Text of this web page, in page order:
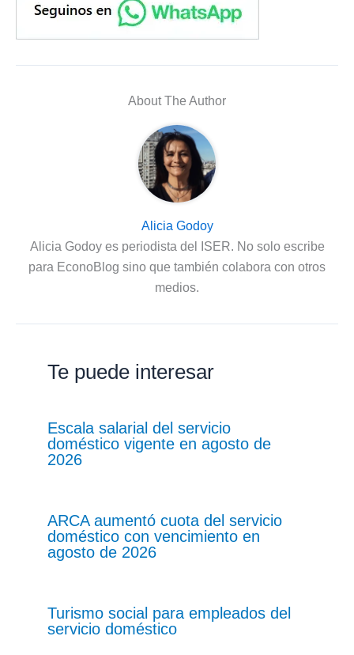
About The Author
Alicia Godoy
Alicia Godoy es periodista del ISER. No solo escribe
para EconoBlog sino que también colabora con otros
medios.
Te puede interesar
Escala salarial del servicio
doméstico vigente en agosto de
2026
ARCA aumentó cuota del servicio
doméstico con vencimiento en
agosto de 2026
Turismo social para empleados del
servicio doméstico